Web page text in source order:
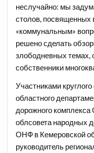
неслучайно: мы
столов, посвященных
«коммунальным»
решено сделать
злободневных темах,
собственники
Участниками
областного
дорожного
облсовета народных
ОНФ в Кемеровской
руководитель